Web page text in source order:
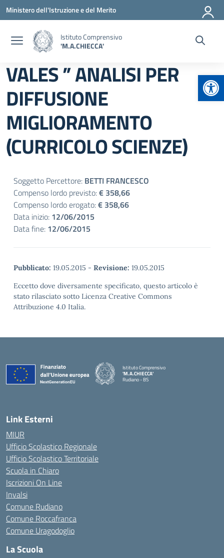
Vai ai contenuti
Vai al menu di navigazione
Vai al footer
Ministero dell'Istruzione e del Merito
Istituto Comprensivo
'M.A.CHIECCA'
VALES ” ANALISI PER
DIFFUSIONE
MIGLIORAMENTO
(CURRICOLO SCIENZE)
Soggetto Percettore: BETTI FRANCESCO
Compenso lordo previsto:€ 358,66
Compenso lordo erogato:€ 358,66
Data inizio: 12/06/2015
Data fine: 12/06/2015
Pubblicato: 19.05.2015 - Revisione: 19.05.2015
Eccetto dove diversamente specificato, questo articolo è
stato rilasciato sotto Licenza Creative Commons
Attribuzione 4.0 Italia.
Istituto Comprensivo
'M.A.CHIECCA'
Rudiano - BS
Link Esterni
MIUR
Ufficio Scolastico Regionale
Ufficio Scolastico Territoriale
Scuola in Chiaro
Iscrizioni On Line
Invalsi
Comune Rudiano
Comune Roccafranca
Comune Uragodoglio
La Scuola